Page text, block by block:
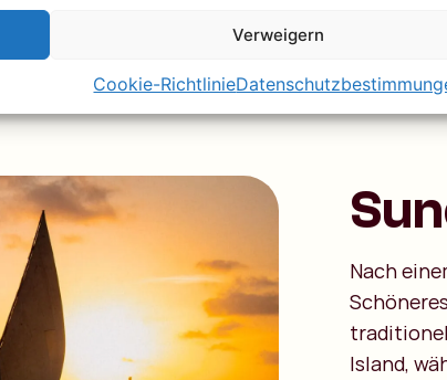
Verweigern
Cookie-Richtlinie
Nach
Island,